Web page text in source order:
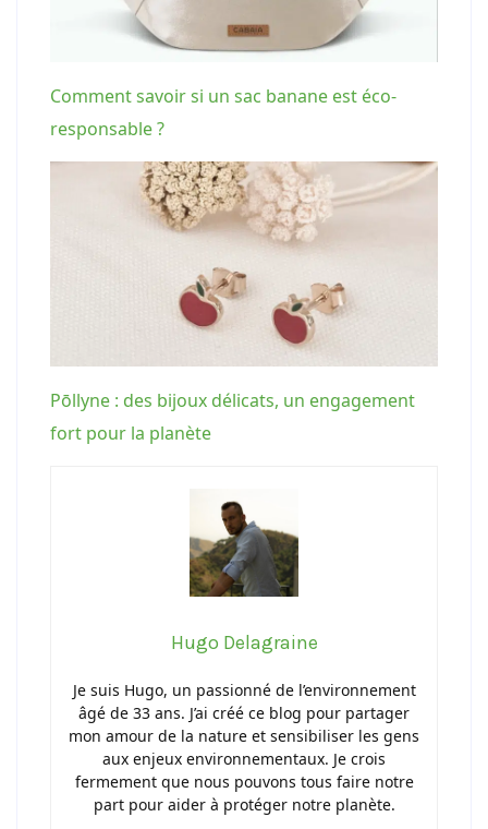
Comment savoir si un sac banane est éco-
responsable ?
Pōllyne : des bijoux délicats, un engagement
fort pour la planète
Hugo Delagraine
Je suis Hugo, un passionné de l’environnement
âgé de 33 ans. J’ai créé ce blog pour partager
mon amour de la nature et sensibiliser les gens
aux enjeux environnementaux. Je crois
fermement que nous pouvons tous faire notre
part pour aider à protéger notre planète.